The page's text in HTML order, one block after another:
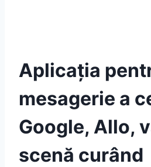
Aplicația
mesagerie a
Google, Allo,
scenă curând